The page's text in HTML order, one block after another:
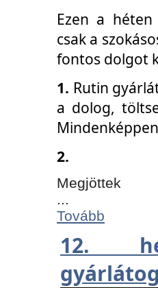
Ezen a
csak a
fontos dolgot
1. Rutin
a dolog,
2.
Megjöttek
...
Tovább
12.